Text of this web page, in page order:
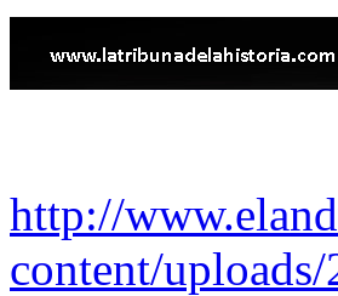
http://
content/